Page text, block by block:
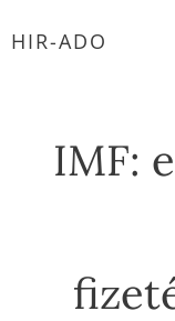
HIR-ADO
IMF: